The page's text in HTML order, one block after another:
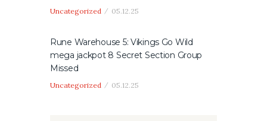
Uncategorized 05.12.25
Rune Warehouse 5: Vikings Go Wild
mega jackpot 8 Secret Section Group
Missed
Uncategorized 05.12.25